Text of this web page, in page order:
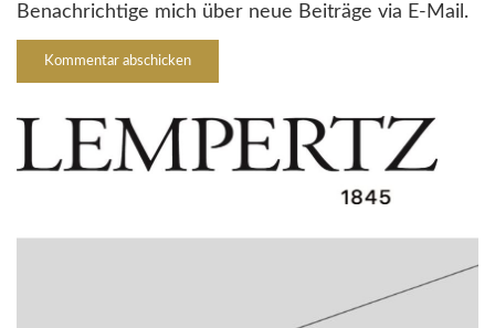
Benachrichtige mich über neue Beiträge via E-Mail.